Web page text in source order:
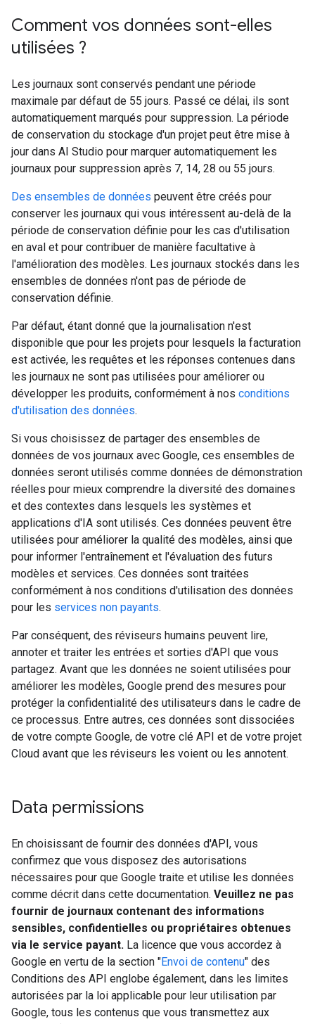
Comment vos données sont-elles
utilisées ?
Les journaux sont conservés pendant une période
maximale par défaut de 55 jours. Passé ce délai, ils sont
automatiquement marqués pour suppression. La période
de conservation du stockage d'un projet peut être mise à
jour dans AI Studio pour marquer automatiquement les
journaux pour suppression après 7, 14, 28 ou 55 jours.
Des ensembles de données peuvent être créés pour
conserver les journaux qui vous intéressent au-delà de la
période de conservation définie pour les cas d'utilisation
en aval et pour contribuer de manière facultative à
l'amélioration des modèles. Les journaux stockés dans les
ensembles de données n'ont pas de période de
conservation définie.
Par défaut, étant donné que la journalisation n'est
disponible que pour les projets pour lesquels la facturation
est activée, les requêtes et les réponses contenues dans
les journaux ne sont pas utilisées pour améliorer ou
développer les produits, conformément à nos conditions
d'utilisation des données.
Si vous choisissez de partager des ensembles de
données de vos journaux avec Google, ces ensembles de
données seront utilisés comme données de démonstration
réelles pour mieux comprendre la diversité des domaines
et des contextes dans lesquels les systèmes et
applications d'IA sont utilisés. Ces données peuvent être
utilisées pour améliorer la qualité des modèles, ainsi que
pour informer l'entraînement et l'évaluation des futurs
modèles et services. Ces données sont traitées
conformément à nos conditions d'utilisation des données
pour les services non payants.
Par conséquent, des réviseurs humains peuvent lire,
annoter et traiter les entrées et sorties d'API que vous
partagez. Avant que les données ne soient utilisées pour
améliorer les modèles, Google prend des mesures pour
protéger la confidentialité des utilisateurs dans le cadre de
ce processus. Entre autres, ces données sont dissociées
de votre compte Google, de votre clé API et de votre projet
Cloud avant que les réviseurs les voient ou les annotent.
Data permissions
En choisissant de fournir des données d'API, vous
confirmez que vous disposez des autorisations
nécessaires pour que Google traite et utilise les données
comme décrit dans cette documentation. Veuillez ne pas
fournir de journaux contenant des informations
sensibles, confidentielles ou propriétaires obtenues
via le service payant. La licence que vous accordez à
Google en vertu de la section "Envoi de contenu" des
Conditions des API englobe également, dans les limites
autorisées par la loi applicable pour leur utilisation par
Google, tous les contenus que vous transmettez aux